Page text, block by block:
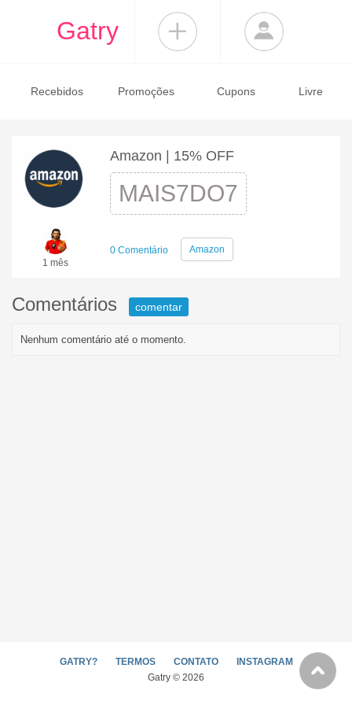
Gatry
Recebidos Promoções Cupons Livre
1 mês
Amazon | 15% OFF
MAIS7DO7
0 Comentário Amazon
Comentários comentar
Nenhum comentário até o momento.
GATRY? TERMOS CONTATO
INSTAGRAM
Gatry © 2026